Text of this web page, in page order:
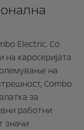
Electric. Со
каросеријата
на
Combo
за
работни
значи